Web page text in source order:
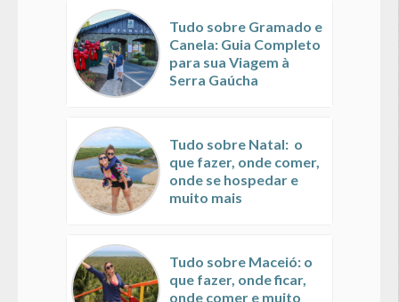
Tudo sobre Gramado e
Canela: Guia Completo
para sua Viagem à
Serra Gaúcha
Tudo sobre Natal: o
que fazer, onde comer,
onde se hospedar e
muito mais
Tudo sobre Maceió: o
que fazer, onde ficar,
onde comer e muito